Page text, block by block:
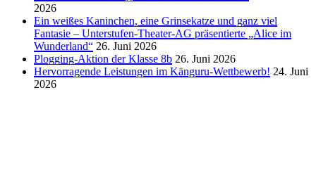
2026
Ein weißes Kaninchen, eine Grinsekatze und ganz viel
Fantasie – Unterstufen-Theater-AG präsentierte „Alice im
Wunderland“ 26. Juni 2026
Plogging-Aktion der Klasse 8b 26. Juni 2026
Hervorragende Leistungen im Känguru-Wettbewerb! 24. Juni
2026